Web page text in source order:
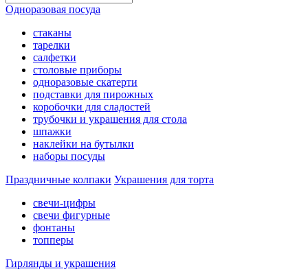
Одноразовая посуда
стаканы
тарелки
салфетки
столовые приборы
одноразовые скатерти
подставки для пирожных
коробочки для сладостей
трубочки и украшения для стола
шпажки
наклейки на бутылки
наборы посуды
Праздничные колпаки Украшения для торта
свечи-цифры
свечи фигурные
фонтаны
топперы
Гирлянды и украшения